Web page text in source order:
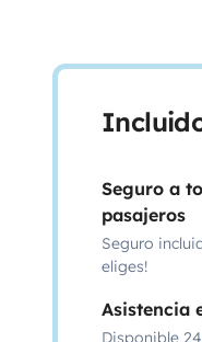
Seguro a
pasajeros
Seguro
eliges!
Asistencia
Disponible